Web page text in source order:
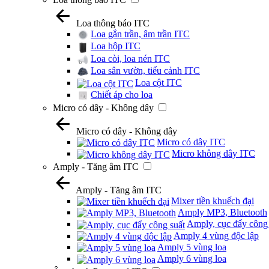
Loa thông báo ITC
Loa gắn trần, âm trần ITC
Loa hộp ITC
Loa còi, loa nén ITC
Loa sân vườn, tiểu cảnh ITC
Loa cột ITC
Chiết áp cho loa
Micro có dây - Không dây
Micro có dây - Không dây
Micro có dây ITC
Micro không dây ITC
Amply - Tăng âm ITC
Amply - Tăng âm ITC
Mixer tiền khuếch đại
Amply MP3, Bluetooth
Amply, cục đẩy công
Amply 4 vùng độc lập
Amply 5 vùng loa
Amply 6 vùng loa